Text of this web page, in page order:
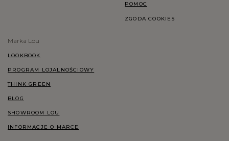
POMOC
ZGODA COOKIES
Marka Lou
LOOKBOOK
PROGRAM LOJALNOŚCIOWY
THINK GREEN
BLOG
SHOWROOM LOU
INFORMACJE O MARCE